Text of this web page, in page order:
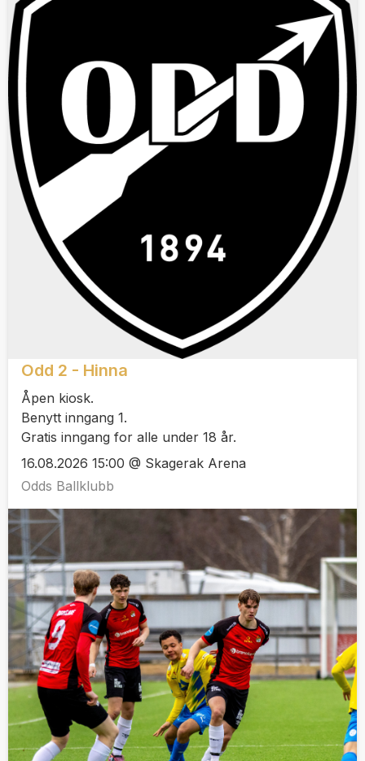
Odd 2 - Hinna
Åpen kiosk.
Benytt inngang 1.
Gratis inngang for alle under 18 år.
16.08.2026 15:00 @ Skagerak Arena
Odds Ballklubb